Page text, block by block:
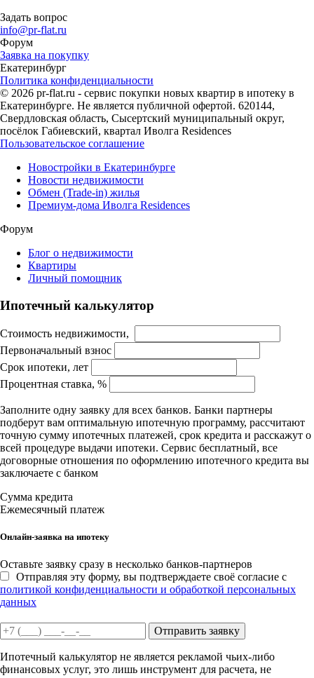
Задать вопрос
info@pr-flat.ru
Форум
Заявка на покупку
Екатеринбург
Политика конфиденциальности
© 2026 pr-flat.ru - сервис покупки новых квартир в ипотеку в
Екатеринбурге. Не является публичной офертой. 620144,
Свердловская область, Сысертский муниципальный округ,
посёлок Габиевский, квартал Иволга Residences
Пользовательское соглашение
Новостройки в Екатеринбурге
Новости недвижимости
Обмен (Trade-in) жилья
Премиум-дома Иволга Residences
Форум
Блог о недвижимости
Квартиры
Личный помощник
Ипотечный калькулятор
Стоимость недвижимости,
Первоначальный взнос
Срок ипотеки, лет
Процентная ставка, %
Заполните одну заявку для всех банков. Банки партнеры
подберут вам оптимальную ипотечную программу, рассчитают
точную сумму ипотечных платежей, срок кредита и расскажут о
всей процедуре выдачи ипотеки. Сервис бесплатный, все
договорные отношения по оформлению ипотечного кредита вы
заключаете с банком
Сумма кредита
Ежемесячный платеж
Онлайн-заявка на ипотеку
Оставьте заявку сразу в несколько банков-партнеров
Отправляя эту форму, вы подтверждаете своё согласие с
политикой конфиденциальности и обработкой персональных
данных
Отправить заявку
Ипотечный калькулятор не является рекламой чьих-либо
финансовых услуг, это лишь инструмент для расчета, не